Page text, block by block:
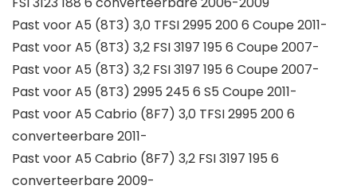
Past voor A5 (8T3) 3,0 TFSI 2995 200 6 Coupe 2011-
Past voor A5 (8T3) 3,2 FSI 3197 195 6 Coupe 2007-
Past voor A5 (8T3) 3,2 FSI 3197 195 6 Coupe 2007-
Past voor A5 (8T3) 2995 245 6 S5 Coupe 2011-
Past voor A5 Cabrio (8F7) 3,0 TFSI 2995 200 6
converteerbare 2011-
Past voor A5 Cabrio (8F7) 3,2 FSI 3197 195 6
converteerbare 2009-